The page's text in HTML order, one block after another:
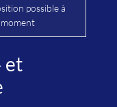
possible à
et